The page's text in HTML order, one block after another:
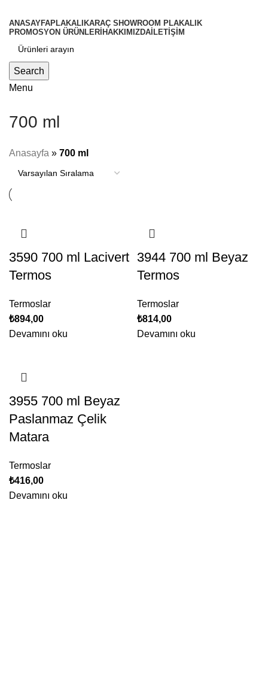
ANASAYFAPLAKALIKARAÇ SHOWROOM PLAKALIK
PROMOSYON ÜRÜNLERİ HAKKIMIZDA İLETİŞİM
Search
Menu
700 ml
Anasayfa » 700 ml
3590 700 ml Lacivert
Termos
Termoslar
₺894,00
Devamını oku
3944 700 ml Beyaz
Termos
Termoslar
₺814,00
Devamını oku
3955 700 ml Beyaz
Paslanmaz Çelik
Matara
Termoslar
₺416,00
Devamını oku